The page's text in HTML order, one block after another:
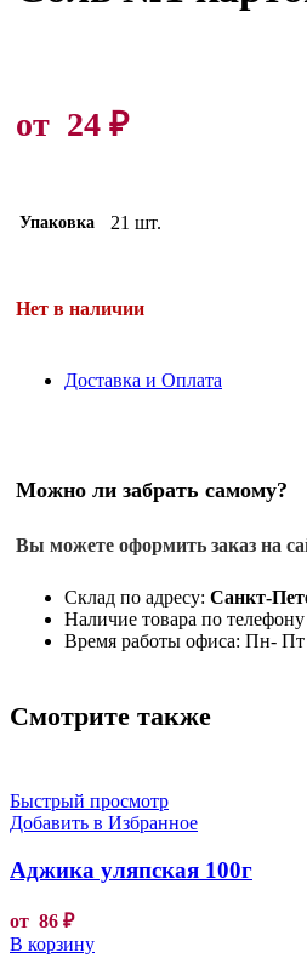
от 24 ₽
Упаковка 21 шт.
Нет в наличии
Доставка и Оплата
Можно ли забрать самому?
Вы можете оформить заказ на
Склад по адресу: Санкт-
Наличие товара по
Время работы офиса: Пн- Пт
Смотрите также
Быстрый просмотр
Добавить в Избранное
Аджика уляпская 100г
от 86 ₽
В корзину